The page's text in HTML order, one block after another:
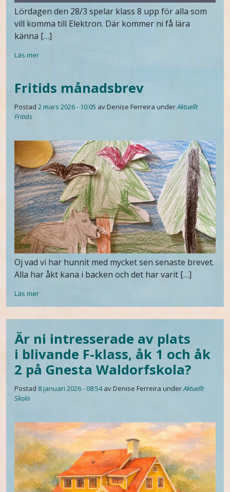
Lördagen den 28/3 spelar klass 8 upp för alla som
vill komma till Elektron. Där kommer ni få lära
känna […]
Läs mer
Fritids månadsbrev
Postad 2 mars 2026 - 10:05 av Denise Ferreira underAktuellt
Fritids
Oj vad vi har hunnit med mycket sen senaste brevet.
Alla har åkt kana i backen och det har varit […]
Läs mer
Är ni intresserade av plats
i blivande F-klass, åk 1 och åk
2 på Gnesta Waldorfskola?
Postad 8 januari 2026 - 08:54 av Denise Ferreira underAktuellt
Skola